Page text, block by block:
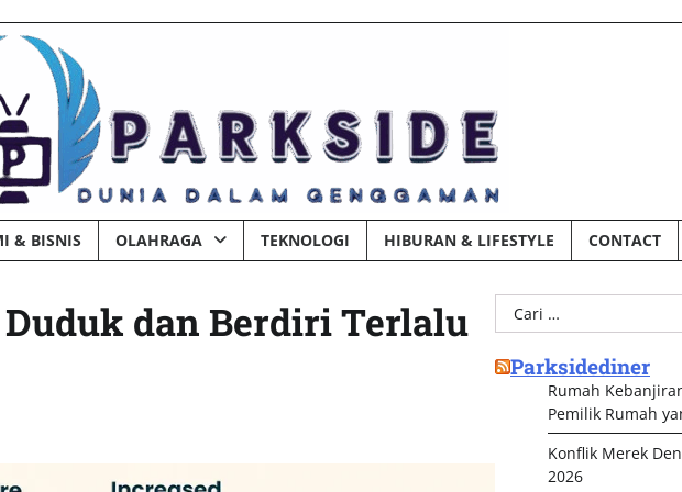
& BISNIS OLAHRAGA TEKNOLOGI HIBURAN & LIFESTYLE CONTACT
dan Berdiri Terlalu
Cari
untuk:
Parksidediner
Rumah
Pemilik Rumah
Konflik Merek
2026